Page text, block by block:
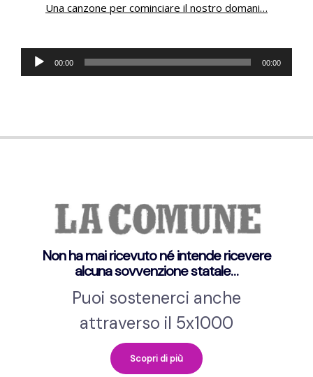
Una canzone per cominciare il nostro domani…
Audio
Player
00:00 00:00
Non ha mai ricevuto né intende ricevere
alcuna sovvenzione statale…
Puoi sostenerci anche
attraverso il 5x1000
Scopri di più